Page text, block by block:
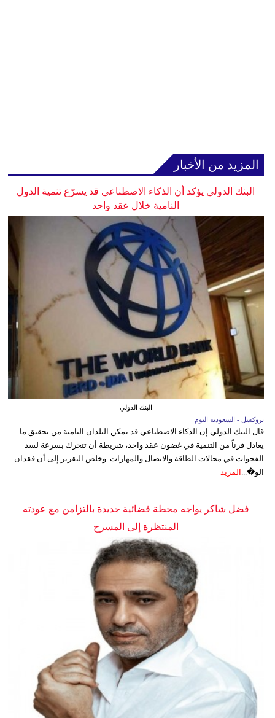
المزيد من الأخبار
البنك الدولي يؤكد أن الذكاء الاصطناعي قد يسرّع تنمية الدول
النامية خلال عقد واحد
البنك الدولي
بروكسل - السعوديه اليوم
قال البنك الدولي إن الذكاء الاصطناعي قد يمكن البلدان النامية من تحقيق ما
يعادل قرناً من التنمية في غضون عقد واحد، شريطة أن تتحرك بسرعة لسد
الفجوات في مجالات الطاقة والاتصال والمهارات. وخلص التقرير إلى أن فقدان
الو�...
المزيد
فضل شاكر يواجه محطة قضائية جديدة بالتزامن مع عودته
المنتظرة إلى المسرح